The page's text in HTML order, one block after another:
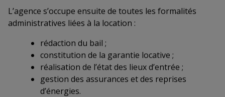
L’agence s’occupe ensuite de toutes les formalités
administratives liées à la location :
rédaction du bail ;
constitution de la garantie locative ;
réalisation de l’état des lieux d’entrée ;
gestion des assurances et des reprises
d’énergies.